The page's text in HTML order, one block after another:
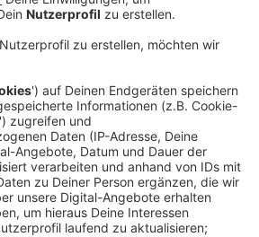
28.02.2025 15:09
ist eine Hochwasserlage
Hochwasserlage an der Berkel.